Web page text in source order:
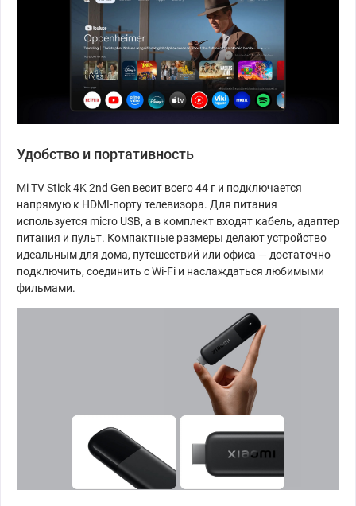
Удобство и портативность
Mi TV Stick 4K 2nd Gen весит всего 44 г и подключается
напрямую к HDMI-порту телевизора. Для питания
используется micro USB, а в комплект входят кабель, адаптер
питания и пульт. Компактные размеры делают устройство
идеальным для дома, путешествий или офиса — достаточно
подключить, соединить с Wi-Fi и наслаждаться любимыми
фильмами.